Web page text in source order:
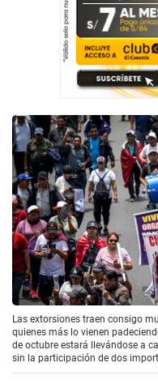
Las extorsiones traen consigo
quienes más lo vienen
de octubre estará llevándose a
sin la participación de dos